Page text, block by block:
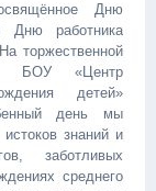
Дню
Дню работника
торжественной
БОУ «Центр
детей»
день мы
знаний и
заботливых
среднего